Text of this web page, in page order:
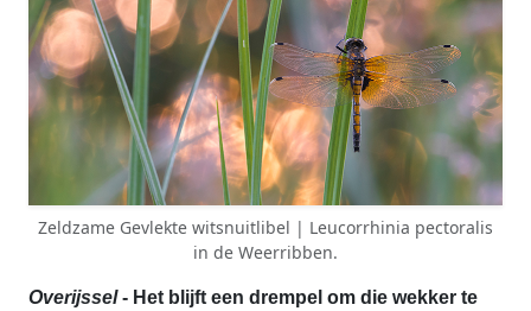
Zeldzame Gevlekte witsnuitlibel | Leucorrhinia pectoralis
in de Weerribben.
Overijssel- Het blijft een drempel om die wekker te